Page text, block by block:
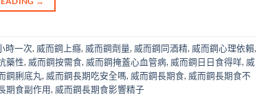
時一次, 威而鋼上癮, 威而鋼劑量, 威而鋼同酒精, 威而鋼心理依賴,
藥性, 威而鋼按需食, 威而鋼掩蓋心血管病, 威而鋼日日食得咩, 威
鋼脷底丸, 威而鋼長期吃安全嗎, 威而鋼長期食, 威而鋼長期食不
期食副作用, 威而鋼長期食影響精子